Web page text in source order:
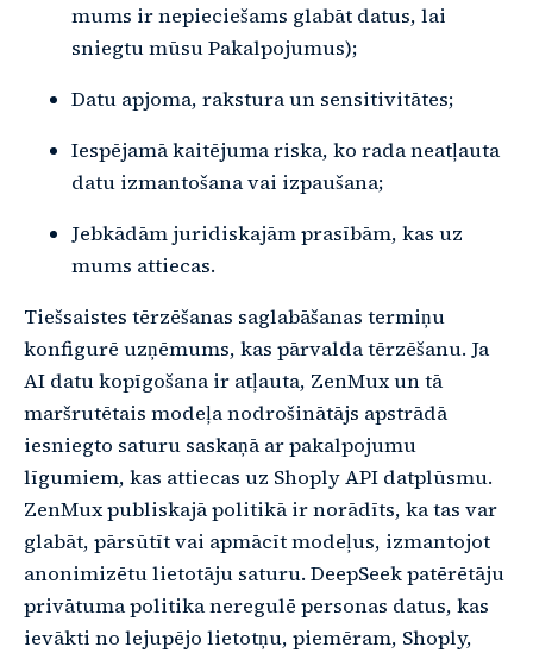
mums ir nepieciešams glabāt datus, lai
sniegtu mūsu Pakalpojumus);
Datu apjoma, rakstura un sensitivitātes;
Iespējamā kaitējuma riska, ko rada neatļauta
datu izmantošana vai izpaušana;
Jebkādām juridiskajām prasībām, kas uz
mums attiecas.
Tiešsaistes tērzēšanas saglabāšanas termiņu
konfigurē uzņēmums, kas pārvalda tērzēšanu. Ja
AI datu kopīgošana ir atļauta, ZenMux un tā
maršrutētais modeļa nodrošinātājs apstrādā
iesniegto saturu saskaņā ar pakalpojumu
līgumiem, kas attiecas uz Shoply API datplūsmu.
ZenMux publiskajā politikā ir norādīts, ka tas var
glabāt, pārsūtīt vai apmācīt modeļus, izmantojot
anonimizētu lietotāju saturu. DeepSeek patērētāju
privātuma politika neregulē personas datus, kas
ievākti no lejupējo lietotņu, piemēram, Shoply,